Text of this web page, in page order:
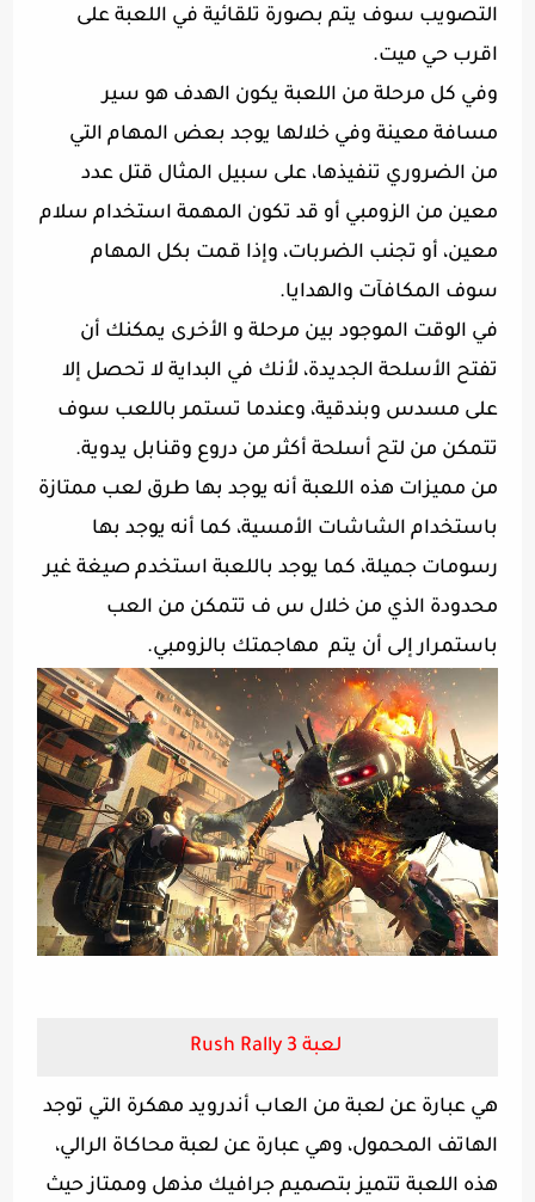
التصويب سوف يتم بصورة تلقائية في اللعبة على
اقرب حي ميت.
وفي كل مرحلة من اللعبة يكون الهدف هو سير
مسافة معينة وفي خلالها يوجد بعض المهام التي
من الضروري تنفيذها، على سبيل المثال قتل عدد
معين من الزومبي أو قد تكون المهمة استخدام سلام
معين، أو تجنب الضربات، وإذا قمت بكل المهام
سوف المكافآت والهدايا.
في الوقت الموجود بين مرحلة و الأخرى يمكنك أن
تفتح الأسلحة الجديدة، لأنك في البداية لا تحصل إلا
على مسدس وبندقية، وعندما تستمر باللعب سوف
تتمكن من لتح أسلحة أكثر من دروع وقنابل يدوية.
من مميزات هذه اللعبة أنه يوجد بها طرق لعب ممتازة
باستخدام الشاشات الأمسية، كما أنه يوجد بها
رسومات جميلة، كما يوجد باللعبة استخدم صيغة غير
محدودة الذي من خلال س ف تتمكن من العب
باستمرار إلى أن يتم مهاجمتك بالزومبي.
لعبة Rush Rally 3
هي عبارة عن لعبة من العاب أندرويد مهكرة التي توجد
الهاتف المحمول، وهي عبارة عن لعبة محاكاة الرالي،
هذه اللعبة تتميز بتصميم جرافيك مذهل وممتاز حيث